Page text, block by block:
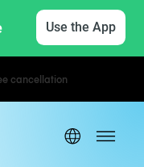
Use the App